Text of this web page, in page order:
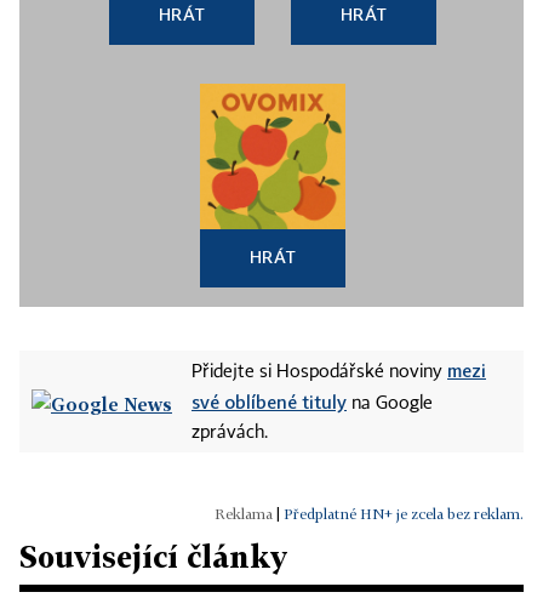
HRÁT HRÁT
HRÁT
Přidejte si Hospodářské noviny mezi
své oblíbené tituly na Google
zprávách.
Předplatné HN+ je zcela bez reklam.
Související články